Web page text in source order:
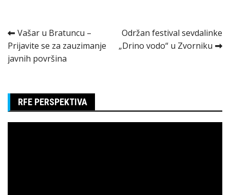
Kretanje
članka
Vašar u Bratuncu –
Prijavite se za zauzimanje
javnih površina
Održan festival sevdalinke
„Drino vodo“ u Zvorniku
RFE PERSPEKTIVA